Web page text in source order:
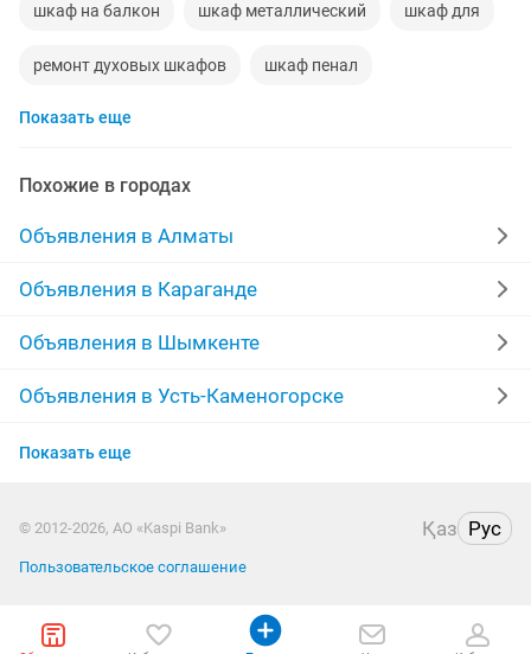
шкаф на балкон шкаф металлический шкаф для
ремонт духовых шкафов шкаф пенал
шкаф плательный
шкаф шифоньер шифоньеры и шкафы
Показать еще
Похожие в городах
Объявления в Алматы
Объявления в Караганде
Объявления в Шымкенте
Объявления в Усть-Каменогорске
Объявления в Актобе
Объявления в Таразе
Показать еще
© 2012-2026, АО «Kaspi Bank» Қаз Рус
Пользовательское соглашение